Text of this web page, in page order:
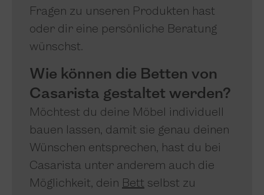
Fragen zu unseren Produkten hast
oder dir eine persönliche Beratung
wünschst.
Wie können die Betten von
Casarista gestaltet werden?
Möchtest du deine Möbel individuell
bauen lassen, damit sie genau deinen
Wünschen entsprechen, hast du bei
Casarista unter anderem auch die
Möglichkeit, dein Bett selbst zu